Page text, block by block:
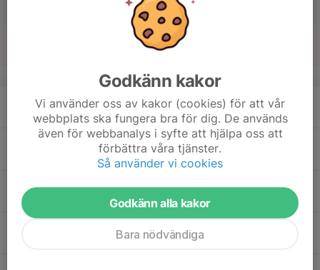
v.51
17:45
Skidträning
Måttsundsbacken
Ons Pimpelvägen 8
Måttsundsbacken
Godkänn kakor
Vi använder oss av kakor (cookies) för att vår
webbplats ska fungera bra för dig. De används
även för webbanalys i syfte att hjälpa oss att
förbättra våra tjänster.
Så använder vi cookies
Godkänn alla kakor
Bara nödvändiga